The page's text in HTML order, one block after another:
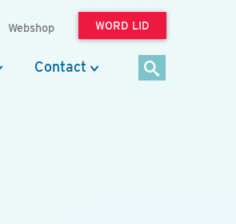
Webshop WORD LID
Contact